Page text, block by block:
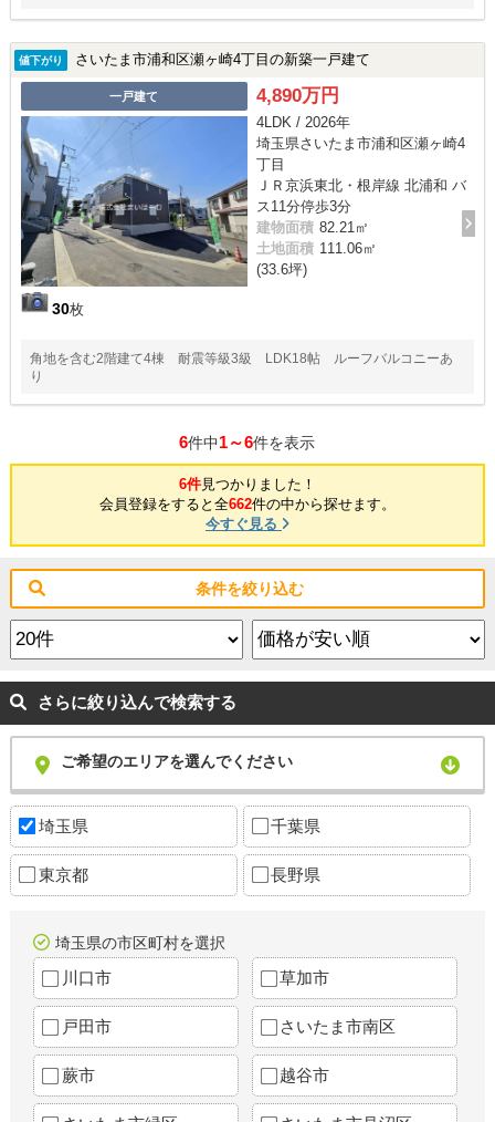
値下がり さいたま市浦和区瀬ヶ崎4丁目の新築一戸建て
一戸建て
30枚
4,890万円
4LDK / 2026年
埼玉県さいたま市浦和区瀬ヶ崎4
丁目
ＪＲ京浜東北・根岸線 北浦和 バ
ス11分停歩3分
建物面積 82.21㎡
土地面積 111.06㎡
(33.6坪)
角地を含む2階建て4棟 耐震等級3級 LDK18帖 ルーフバルコニーあ
り
6件中1～6件を表示
6件見つかりました！
会員登録をすると全662件の中から探せます。
今すぐ見る
条件を絞り込む
さらに絞り込んで検索する
ご希望のエリアを選んでください
埼玉県 千葉県
東京都 長野県
埼玉県の市区町村を選択
川口市 草加市
戸田市 さいたま市南区
蕨市 越谷市